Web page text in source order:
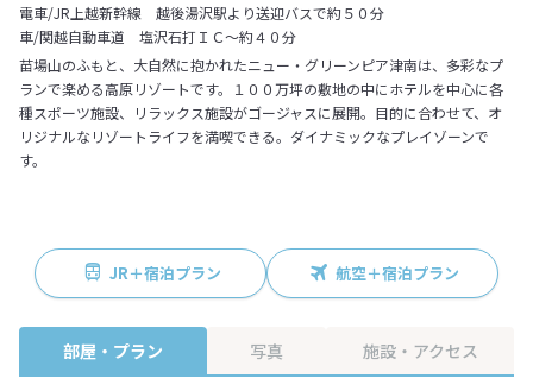
電車/JR上越新幹線 越後湯沢駅より送迎バスで約５０分
車/関越自動車道 塩沢石打ＩＣ～約４０分
苗場山のふもと、大自然に抱かれたニュー・グリーンピア津南は、多彩なプ
ランで楽める高原リゾートです。１００万坪の敷地の中にホテルを中心に各
種スポーツ施設、リラックス施設がゴージャスに展開。目的に合わせて、オ
リジナルなリゾートライフを満喫できる。ダイナミックなプレイゾーンで
す。
JR＋宿泊プラン 航空＋宿泊プラン
部屋・プラン 写真 施設・アクセス